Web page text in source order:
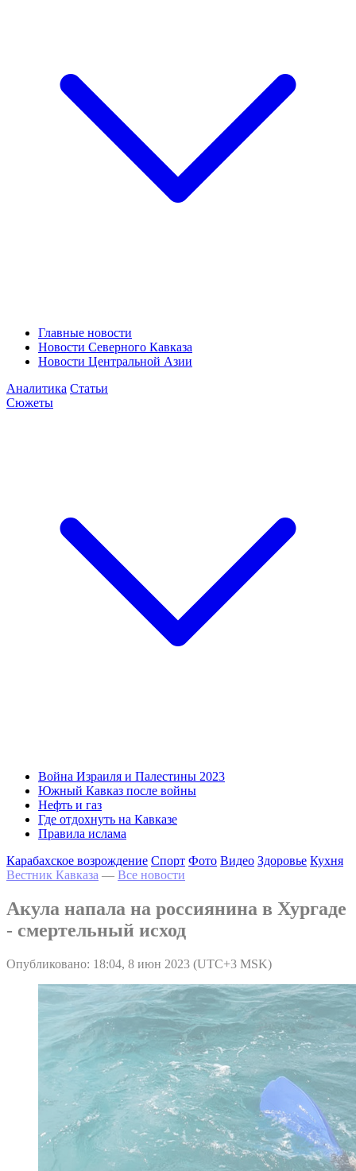
Главные новости
Новости Северного Кавказа
Новости Центральной Азии
Аналитика Статьи
Сюжеты
Война Израиля и Палестины 2023
Южный Кавказ после войны
Нефть и газ
Где отдохнуть на Кавказе
Правила ислама
Карабахское возрождение Спорт Фото Видео Здоровье Кухня
Вестник Кавказа — Все новости
Акула напала на россиянина в Хургаде
- смертельный исход
Опубликовано: 18:04, 8 июн 2023 (UTC+3 MSK)